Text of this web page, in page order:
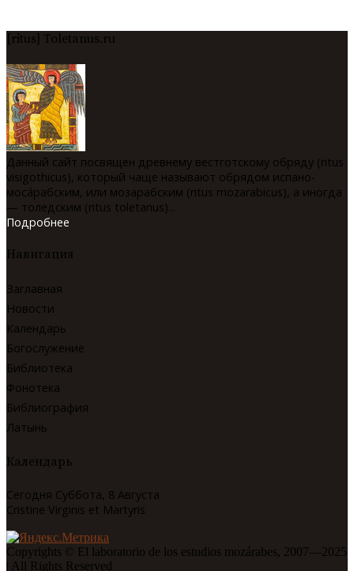
[ritus] Toletanus.ru
Данный сайт посвящен древнему вестготскому обряду (ritus
visigothicus), который чаще называют обрядом испано-
мосáрабским, или мозарабским (ritus mozarabicus), а иногда
— толедским (ritus toletanus)...
Подробнее
Навигация
Заглавная
Новости
Календарь
Богослужение
Библиотека
Фонотека
Библиография
Латынь
Календарь
Сегодня Суббота, 8 Августа
Cristine Virginis et Martyris
Copyrights © El laboratorio de los estudios mozárabes, 2007—2025
| All Rights Reserved